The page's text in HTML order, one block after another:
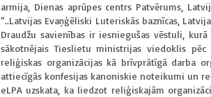
armija, Dienas aprūpes centrs Patvērums,
“..Latvijas Evaņģēliski Luteriskās baznīcas,
Draudžu savienības ir iesniegušas vēstuli,
sākotnējais Tieslietu ministrijas viedoklis
reliģiskas organizācijas kā brīvprātīgā darba
attiecīgās konfesijas kanoniskie noteikumi un
eLPA uzskata, ka liedzot reliģiskajām